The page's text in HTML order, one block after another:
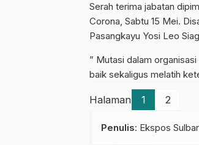
Serah terima jabatan
Corona, Sabtu 15 Mei.
Pasangkayu Yosi Leo
” Mutasi dalam
baik sekaligus melatih
Halaman 1 2
Penulis: Ekspos Sulbar